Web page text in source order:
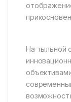
На тыльной